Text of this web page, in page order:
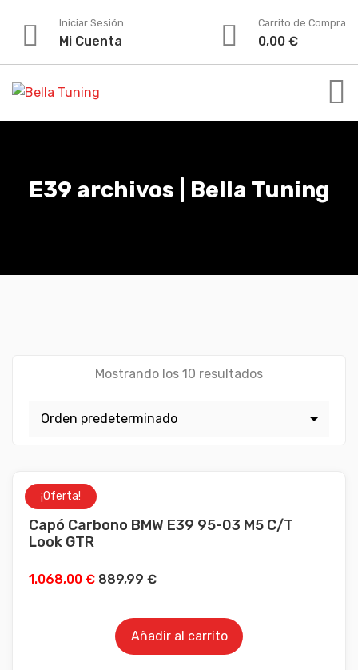
Iniciar Sesión
Mi Cuenta
Carrito de Compra
0,00 €
E39 archivos | Bella Tuning
Mostrando los 10 resultados
¡Oferta!
Capó Carbono BMW E39 95-03 M5 C/T
Look GTR
1.068,00€ 889,99 €
Añadir al carrito